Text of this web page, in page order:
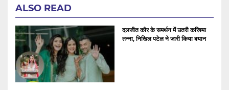
ALSO READ
दलजीत कौर के समर्थन में उतरी करिश्मा
तन्ना, निखिल पटेल ने जारी किया बयान